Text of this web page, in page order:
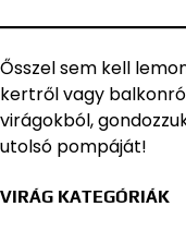
Ősszel sem kell
kertről vagy
virágokból,
utolsó pompáját!
VIRÁG KATEGÓRIÁK